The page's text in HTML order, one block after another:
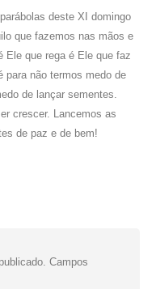
deste XI domingo
que fazemos nas mãos e
Ele que rega é Ele que faz
para não termos medo de
de lançar sementes.
crescer. Lancemos as
de paz e de bem!
Campos